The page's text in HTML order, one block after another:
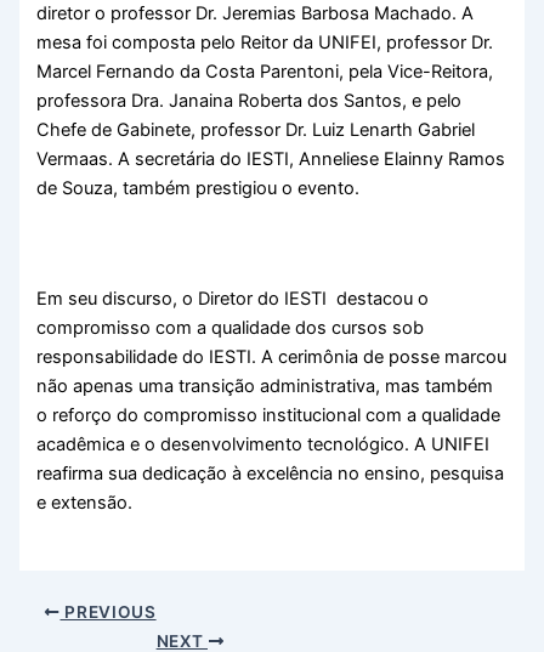
diretor o professor Dr. Jeremias Barbosa Machado. A
mesa foi composta pelo Reitor da UNIFEI, professor Dr.
Marcel Fernando da Costa Parentoni, pela Vice-Reitora,
professora Dra. Janaina Roberta dos Santos, e pelo
Chefe de Gabinete, professor Dr. Luiz Lenarth Gabriel
Vermaas. A secretária do IESTI, Anneliese Elainny Ramos
de Souza, também prestigiou o evento.
Em seu discurso, o Diretor do IESTI destacou o
compromisso com a qualidade dos cursos sob
responsabilidade do IESTI. A cerimônia de posse marcou
não apenas uma transição administrativa, mas também
o reforço do compromisso institucional com a qualidade
acadêmica e o desenvolvimento tecnológico. A UNIFEI
reafirma sua dedicação à excelência no ensino, pesquisa
e extensão.
PREVIOUS
NEXT